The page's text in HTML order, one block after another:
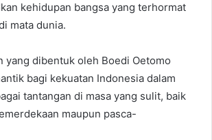
kehidupan bangsa yang terhormat
mata dunia.
yang dibentuk oleh Boedi Oetomo
bagi kekuatan Indonesia dalam
tantangan di masa yang sulit, baik
maupun pasca-